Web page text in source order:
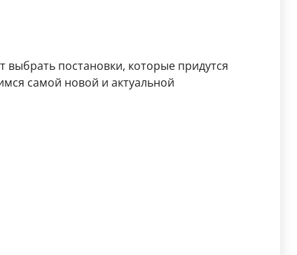
постановки, которые придутся
самой новой и актуальной